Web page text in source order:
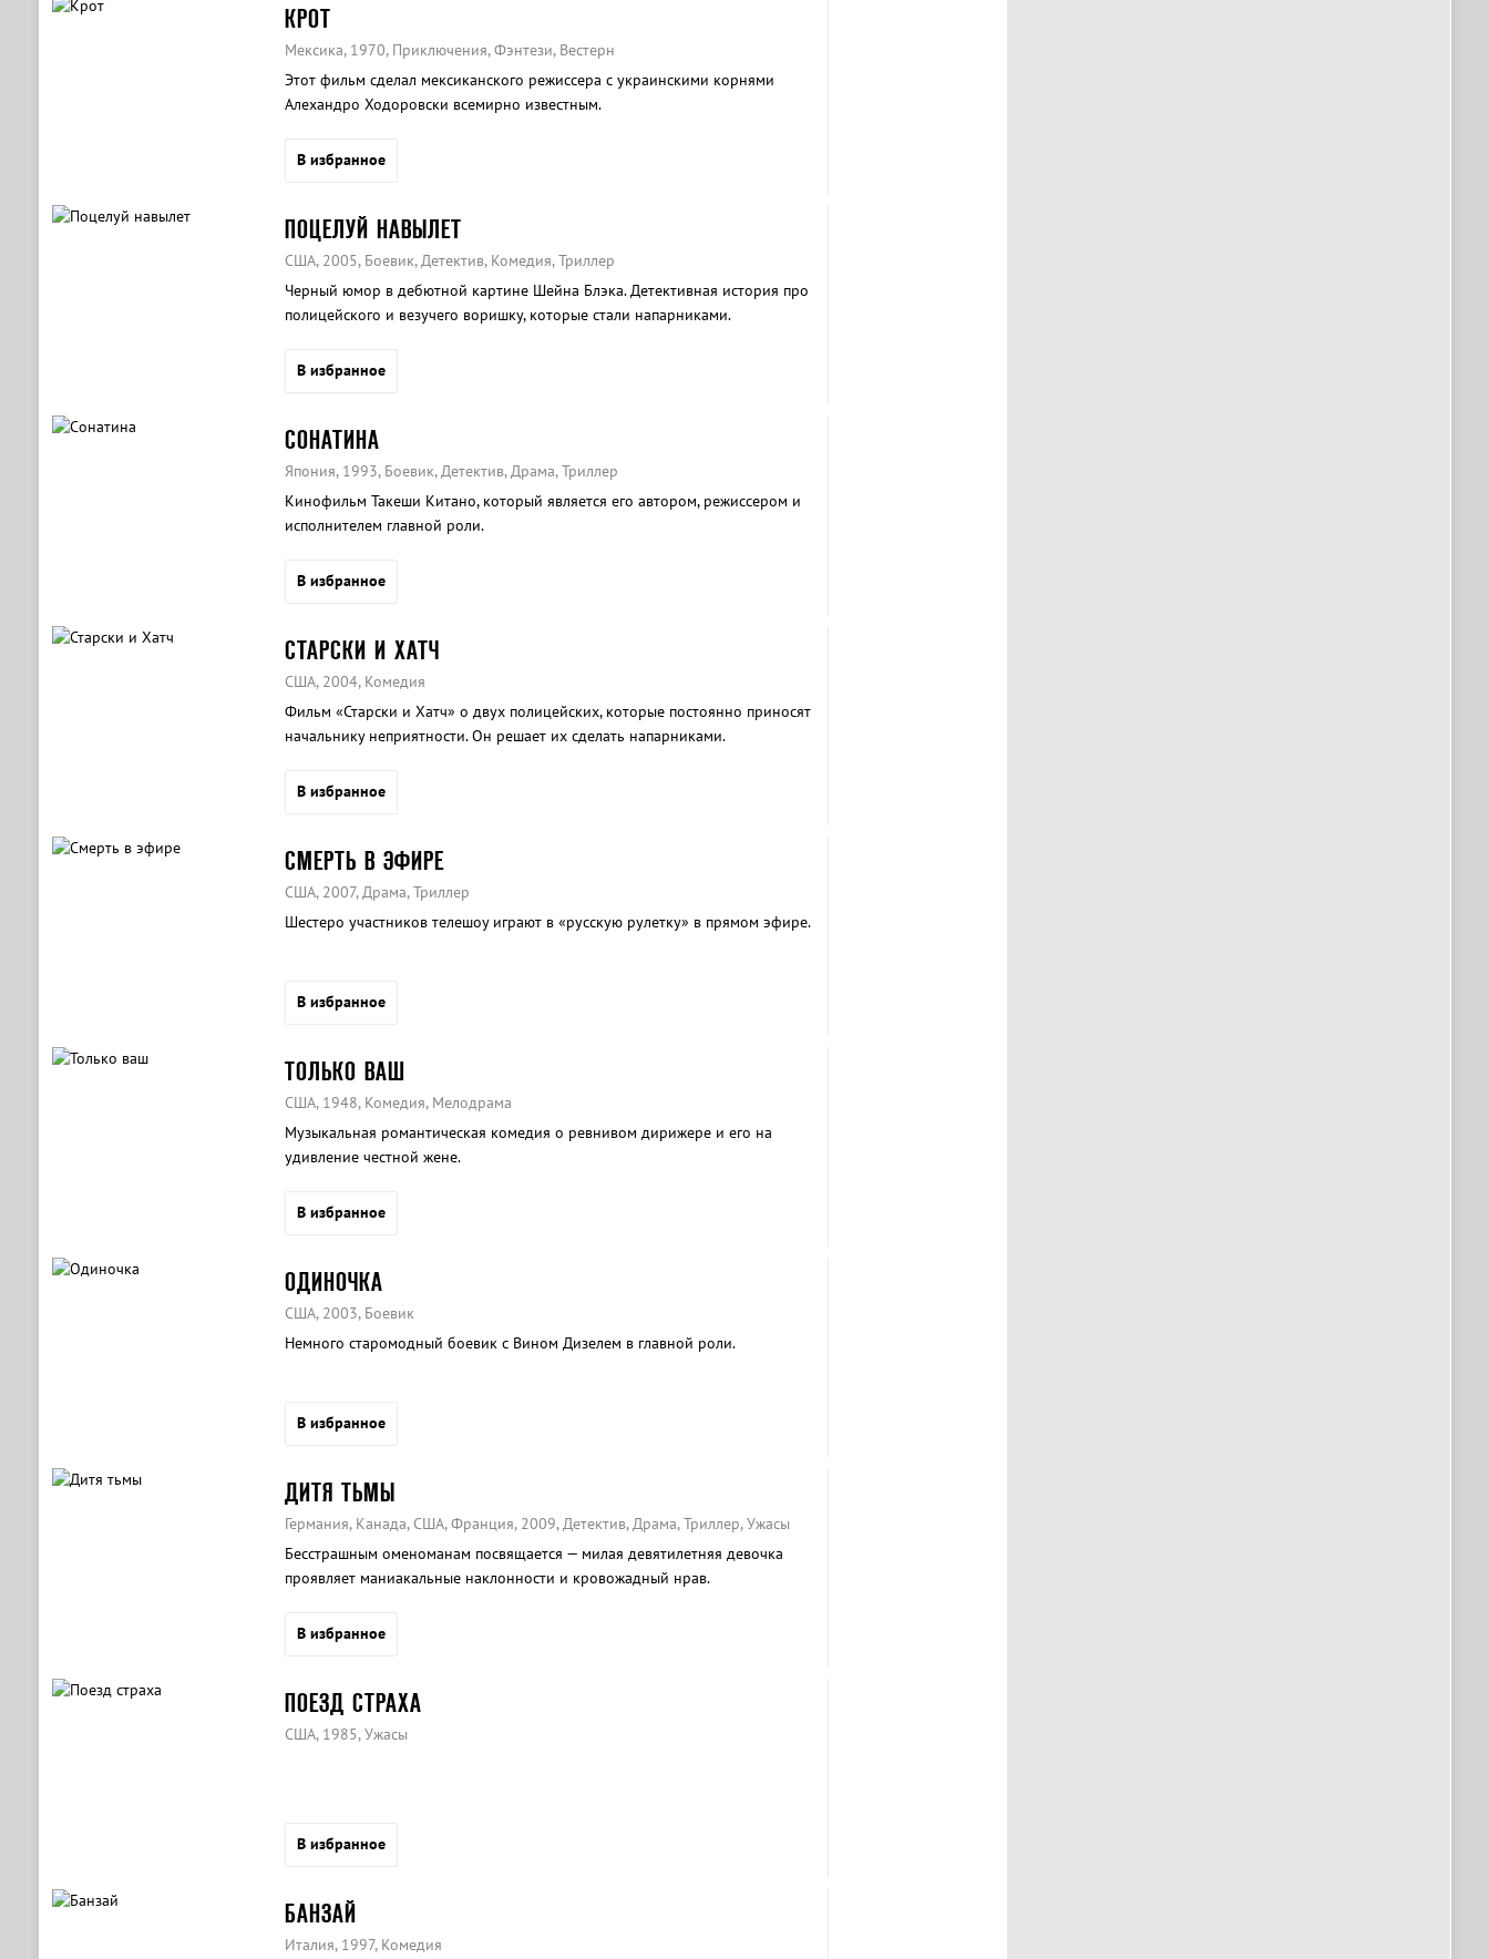
КРОТ
Мексика, 1970, Приключения, Фэнтези, Вестерн
Этот фильм сделал мексиканского режиссера с украинскими корнями
Алехандро Ходоровски всемирно известным.
В избранное
ПОЦЕЛУЙ НАВЫЛЕТ
США, 2005, Боевик, Детектив, Комедия, Триллер
Черный юмор в дебютной картине Шейна Блэка. Детективная история про
полицейского и везучего воришку, которые стали напарниками.
В избранное
СОНАТИНА
Япония, 1993, Боевик, Детектив, Драма, Триллер
Кинофильм Такеши Китано, который является его автором, режиссером и
исполнителем главной роли.
В избранное
СТАРСКИ И ХАТЧ
США, 2004, Комедия
Фильм «Старски и Хатч» о двух полицейских, которые постоянно приносят
начальнику неприятности. Он решает их сделать напарниками.
В избранное
СМЕРТЬ В ЭФИРЕ
США, 2007, Драма, Триллер
Шестеро участников телешоу играют в «русскую рулетку» в прямом эфире.
В избранное
ТОЛЬКО ВАШ
США, 1948, Комедия, Мелодрама
Музыкальная романтическая комедия о ревнивом дирижере и его на
удивление честной жене.
В избранное
ОДИНОЧКА
США, 2003, Боевик
Немного старомодный боевик с Вином Дизелем в главной роли.
В избранное
ДИТЯ ТЬМЫ
Германия, Канада, США, Франция, 2009, Детектив, Драма, Триллер, Ужасы
Бесстрашным оменоманам посвящается — милая девятилетняя девочка
проявляет маниакальные наклонности и кровожадный нрав.
В избранное
ПОЕЗД СТРАХА
США, 1985, Ужасы
В избранное
БАНЗАЙ
Италия, 1997, Комедия